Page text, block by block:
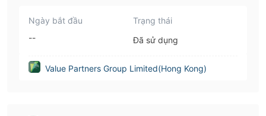
Ngày bắt đầu
--
Trạng thái
Đã sử dụng
Value Partners Group Limited(Hong Kong)